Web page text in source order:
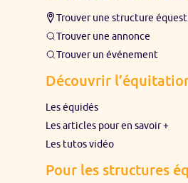
Trouver une structure
Trouver une annonce
Trouver un événement
Découvrir
Les équidés
Les articles pour en savoir +
Les tutos vidéo
Pour les structures